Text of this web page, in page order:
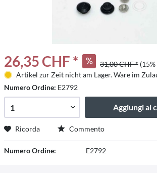
26,35 CHF * 31,00 CHF *
Artikel zur Zeit nicht am Lager. Ware im
Numero Ordine: E2792
Aggiungi al
Ricorda Commento
Numero Ordine: E2792